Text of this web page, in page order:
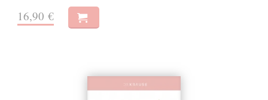
16,90 €